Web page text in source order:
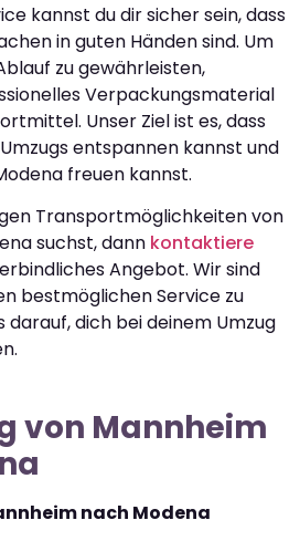
kannst du dir sicher sein, dass
in guten Händen sind. Um
zu gewährleisten,
Verpackungsmaterial
Unser Ziel ist es, dass
entspannen kannst und
freuen kannst.
Transportmöglichkeiten von
suchst, dann kontaktiere
Angebot. Wir sind
bestmöglichen Service zu
darauf, dich bei deinem Umzug
von Mannheim
nach Modena